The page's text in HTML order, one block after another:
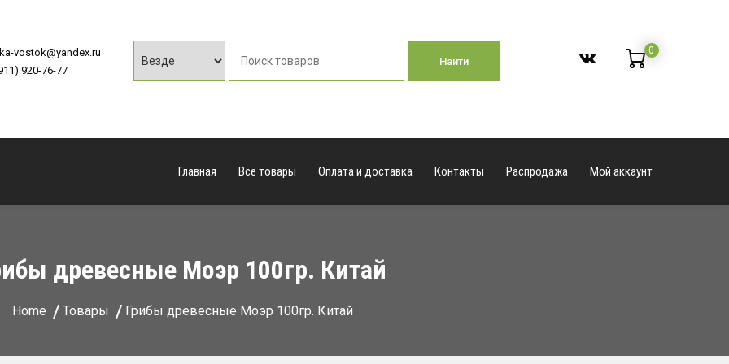
vostok@yandex.ru
920-76-77
Найти
0
Главная Все товары Оплата и доставка Контакты Распродажа Мой аккаунт
древесные Моэр 100гр. Китай
Home Товары Грибы древесные Моэр 100гр. Китай